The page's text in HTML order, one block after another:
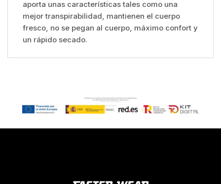
aporta unas características tales como una
mejor transpirabilidad, mantienen el cuerpo
fresco, no se pegan al cuerpo, máximo confort y
un rápido secado.